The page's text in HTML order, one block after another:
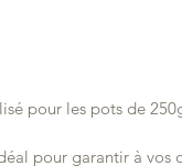
pour les pots de
pour garantir à vos